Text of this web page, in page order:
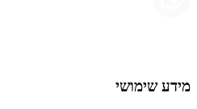
מידע שימושי